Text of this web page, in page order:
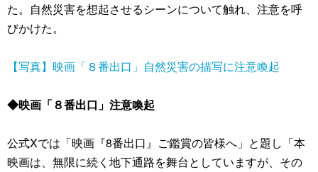
た。自然災害を想起させるシーンについて触れ、注意を呼
びかけた。
【写真】映画「８番出口」自然災害の描写に注意喚起
◆映画「８番出口」注意喚起
公式Xでは「映画『8番出口』ご鑑賞の皆様へ」と題し「本
映画は、無限に続く地下通路を舞台としていますが、その